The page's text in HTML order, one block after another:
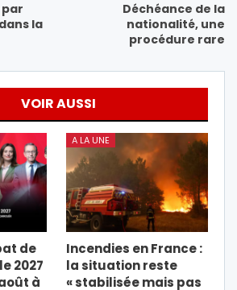
par
la
Déchéance de la
nationalité, une
procédure rare
VOIR AUSSI
de
2027
à
A LA UNE
Incendies en France :
la situation reste
« stabilisée mais pas